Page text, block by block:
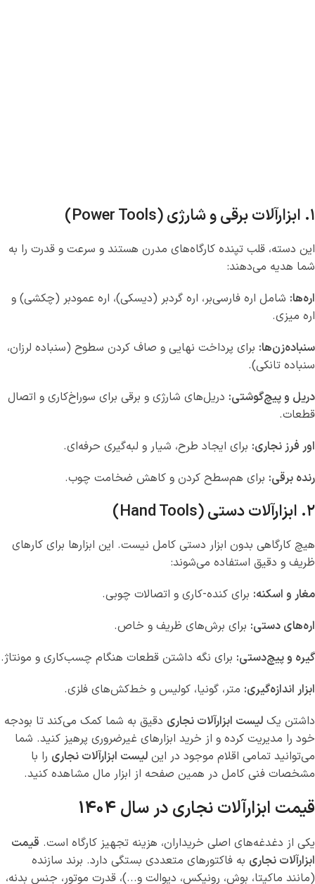
۱. ابزارآلات برقی و شارژی (Power Tools)
این دسته، قلب تپنده کارگاه‌های مدرن هستند و سرعت و قدرت را به
شما هدیه می‌دهند:
اره‌ها: شامل اره فارسی‌بر، اره گردبر (دیسکی)، اره عمودبر (چکشی) و
اره میزی.
سنباده‌زن‌ها: برای پرداخت نهایی و صاف کردن سطوح (سنباده لرزان،
سنباده تانکی).
دریل و پیچ‌گوشتی: دریل‌های شارژی و برقی برای سوراخ‌کاری و اتصال
قطعات.
اور فرز نجاری: برای ایجاد طرح، شیار و لبه‌گیری حرفه‌ای.
رنده برقی: برای هم‌سطح کردن و کاهش ضخامت چوب.
۲. ابزارآلات دستی (Hand Tools)
هیچ کارگاهی بدون ابزار دستی کامل نیست. این ابزارها برای کارهای
ظریف و دقیق استفاده می‌شوند:
مغار و اسکنه: برای کنده-کاری و اتصالات چوبی.
اره‌های دستی: برای برش‌های ظریف و خاص.
گیره و پیچ‌دستی: برای نگه داشتن قطعات هنگام چسب‌کاری و مونتاژ.
ابزار اندازه‌گیری: متر، گونیا، کولیس و خط‌کش‌های فلزی.
داشتن یک لیست ابزارآلات نجاری دقیق به شما کمک می‌کند تا بودجه
خود را مدیریت کرده و از خرید ابزارهای غیرضروری پرهیز کنید. شما
می‌توانید تمامی اقلام موجود در این لیست ابزارآلات نجاری را با
مشخصات فنی کامل در همین صفحه از ابزار مال مشاهده کنید.
قیمت ابزارآلات نجاری در سال 1404
یکی از دغدغه‌های اصلی خریداران، هزینه تجهیز کارگاه است. قیمت
ابزارآلات نجاری به فاکتورهای متعددی بستگی دارد. برند سازنده
(مانند ماکیتا، بوش، رونیکس، دیوالت و...)، قدرت موتور، جنس بدنه،